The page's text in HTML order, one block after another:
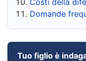
Domande
Tuo figlio è